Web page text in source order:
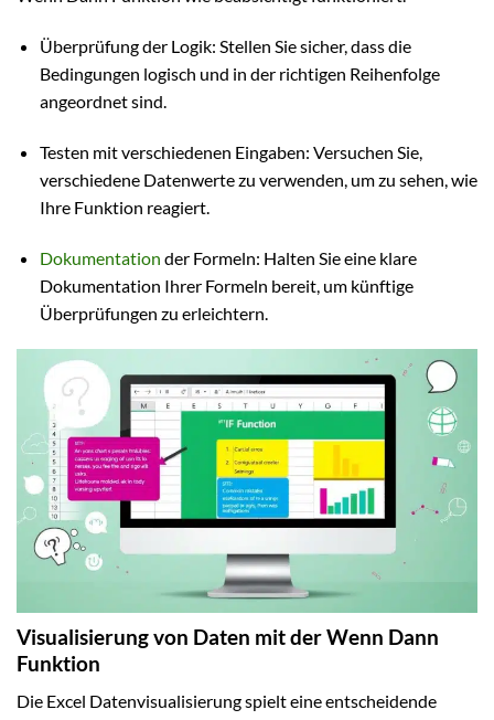
Überprüfung der Logik: Stellen Sie sicher, dass die
Bedingungen logisch und in der richtigen Reihenfolge
angeordnet sind.
Testen mit verschiedenen Eingaben: Versuchen Sie,
verschiedene Datenwerte zu verwenden, um zu sehen, wie
Ihre Funktion reagiert.
Dokumentation der Formeln: Halten Sie eine klare
Dokumentation Ihrer Formeln bereit, um künftige
Überprüfungen zu erleichtern.
Visualisierung von Daten mit der Wenn Dann
Funktion
Die Excel Datenvisualisierung spielt eine entscheidende